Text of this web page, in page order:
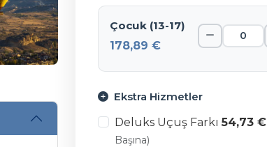
Çocuk (13-17)
178,89 €
Ekstra Hizmetler
Deluks Uçuş Farkı54,73 €
Başına)